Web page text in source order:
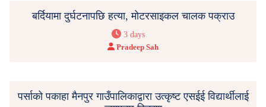
बर्दियामा दुर्घटनापछि हत्या, मोटरसाइकल चालक पक्राउ
3 days
Pradeep Sah
पर्साको पकाहा मैनपुर गाउँपालिकाद्वारा उत्कृष्ट एसईई विद्यार्थीलाई